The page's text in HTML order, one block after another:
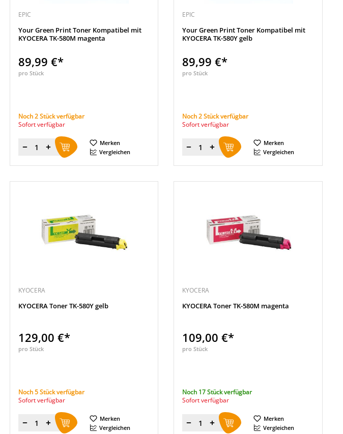
EPIC
Your Green Print Toner Kompatibel mit
KYOCERA TK-580M magenta
89,99 €*
pro Stück
Noch 2 Stück verfügbar
Sofort verfügbar
Menge
Merken
Vergleichen
EPIC
Your Green Print Toner Kompatibel mit
KYOCERA TK-580Y gelb
89,99 €*
pro Stück
Noch 2 Stück verfügbar
Sofort verfügbar
Menge
Merken
Vergleichen
KYOCERA
KYOCERA Toner TK-580Y gelb
129,00 €*
pro Stück
Noch 5 Stück verfügbar
Sofort verfügbar
Menge
Merken
Vergleichen
KYOCERA
KYOCERA Toner TK-580M magenta
109,00 €*
pro Stück
Noch 17 Stück verfügbar
Sofort verfügbar
Menge
Merken
Vergleichen